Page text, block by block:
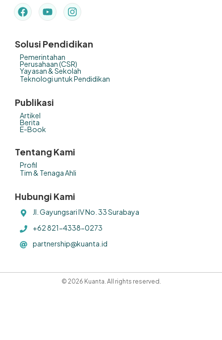
Solusi Pendidikan
Pemerintahan
Perusahaan (CSR)
Yayasan & Sekolah
Teknologi untuk Pendidikan
Publikasi
Artikel
Berita
E-Book
Tentang Kami
Profil
Tim & Tenaga Ahli
Hubungi Kami
Jl. Gayungsari IV No. 33 Surabaya
+62 821-4338-0273
partnership@kuanta.id
© 2026 Kuanta. All rights reserved.